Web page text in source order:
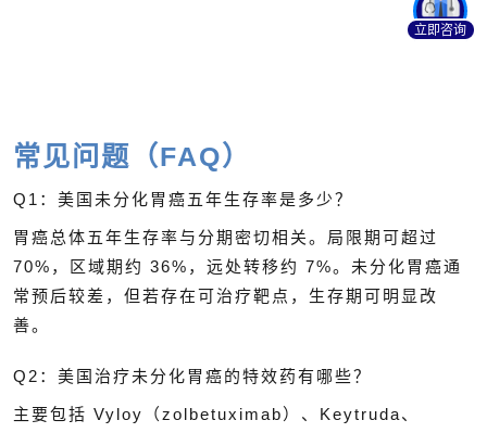
常见问题（FAQ）
Q1：美国未分化胃癌五年生存率是多少？
胃癌总体五年生存率与分期密切相关。局限期可超过
70%，区域期约 36%，远处转移约 7%。未分化胃癌通
常预后较差，但若存在可治疗靶点，生存期可明显改
善。
Q2：美国治疗未分化胃癌的特效药有哪些？
主要包括 Vyloy（zolbetuximab）、Keytruda、
立即咨询